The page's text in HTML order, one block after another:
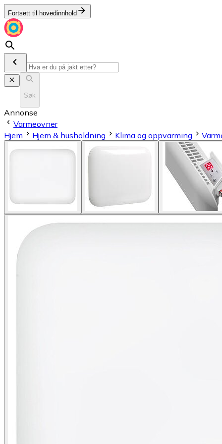
Fortsett til hovedinnhold
Søk
Annonse
Varmeovner
Hjem
Hjem & husholdning Klima og oppvarming